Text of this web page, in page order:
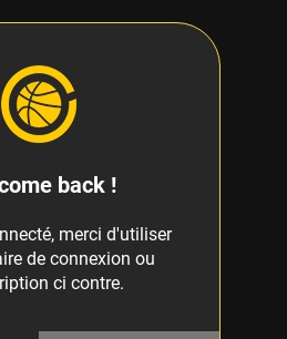
back !
merci d'utiliser
de connexion ou
ci contre.